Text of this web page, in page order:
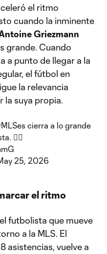
el ritmo
cuando la inminente
Griezmann
grande. Cuando
a punto de llegar a la
el fútbol en
la relevancia
la suya propia.
cierra a lo grande
😮‍💨
25, 2026
el ritmo
futbolista que mueve
a la MLS. El
asistencias, vuelve a